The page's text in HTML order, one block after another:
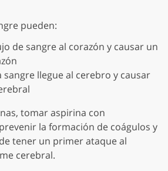
pueden:
de sangre al corazón y causar un
sangre llegue al cerebro y causar
tomar aspirina con
la formación de coágulos y
tener un primer ataque al
cerebral.